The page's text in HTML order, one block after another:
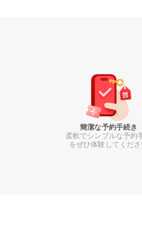
簡潔な予約手続き
柔軟でシンプルな予約
をぜひ体験してくださ